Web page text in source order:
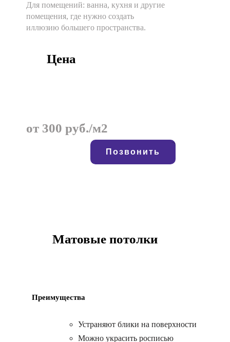
Для помещений: ванна, кухня и другие
помещения, где нужно создать
иллюзию большего пространства.
Цена
от 300 руб./м2
Позвонить
Матовые потолки
Преимущества
Устраняют блики на поверхности
Можно украсить росписью